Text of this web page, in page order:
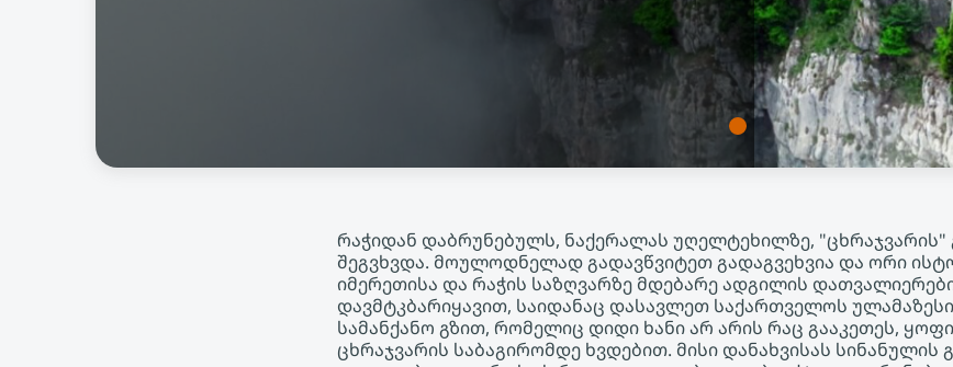
რაჭიდან დაბრუნებულს, ნაქერალას უღელტეხილზე, "ცხრაჯვარის"
შეგვხვდა. მოულოდნელად გადავწვიტეთ გადაგვეხვია და ორი
იმერეთისა და რაჭის საზღვარზე მდებარე ადგილის
დავმტკბარიყავით, საიდანაც დასავლეთ საქართველოს
სამანქანო გზით, რომელიც დიდი ხანი არ არის რაც გააკეთეს,
ცხრაჯვარის საბაგირომდე ხვდებით. მისი დანახვისას სინანულის